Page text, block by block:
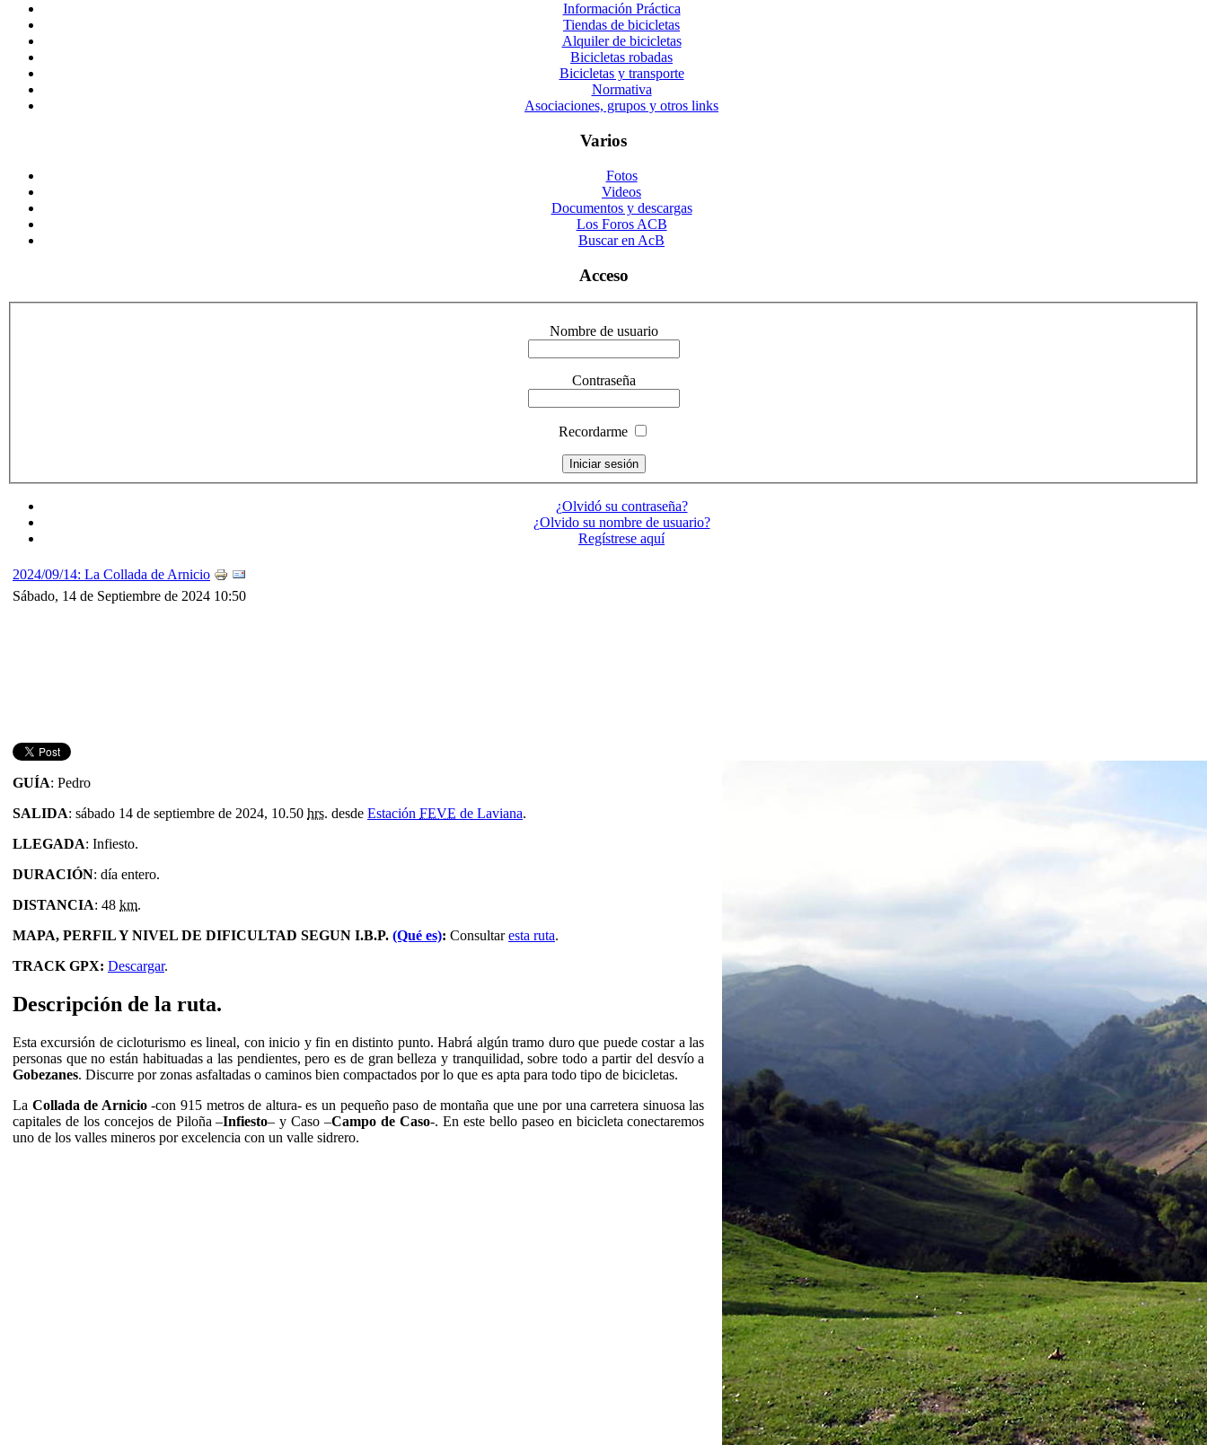
Información Práctica
Tiendas de bicicletas
Alquiler de bicicletas
Bicicletas robadas
Bicicletas y transporte
Normativa
Asociaciones, grupos y otros links
Varios
Fotos
Videos
Documentos y descargas
Los Foros ACB
Buscar en AcB
Acceso
Nombre de usuario
Contraseña
Recordarme
¿Olvidó su contraseña?
¿Olvido su nombre de usuario?
Regístrese aquí
2024/09/14: La Collada de Arnicio
Sábado, 14 de Septiembre de 2024 10:50
GUÍA: Pedro
SALIDA: sábado 14 de septiembre de 2024, 10.50 hrs. desde Estación FEVE de Laviana.
LLEGADA: Infiesto.
DURACIÓN: día entero.
DISTANCIA: 48 km.
MAPA, PERFIL Y NIVEL DE DIFICULTAD SEGUN I.B.P. (Qué es): Consultaresta ruta.
TRACK GPX: Descargar.
Descripción de la ruta.
Esta excursión de cicloturismo es lineal, con inicio y fin en distinto punto. Habrá algún tramo duro que puede costar a las
personas que no están habituadas a las pendientes, pero es de gran belleza y tranquilidad, sobre todo a partir del desvío a
Gobezanes. Discurre por zonas asfaltadas o caminos bien compactados por lo que es apta para todo tipo de bicicletas.
La Collada de Arnicio-con 915 metros de altura- es un pequeño paso de montaña que une por una carretera sinuosa las
capitales de los concejos de Piloña –Infiesto– y Caso –Campo de Caso-. En este bello paseo en bicicleta conectaremos
uno de los valles mineros por excelencia con un valle sidrero.